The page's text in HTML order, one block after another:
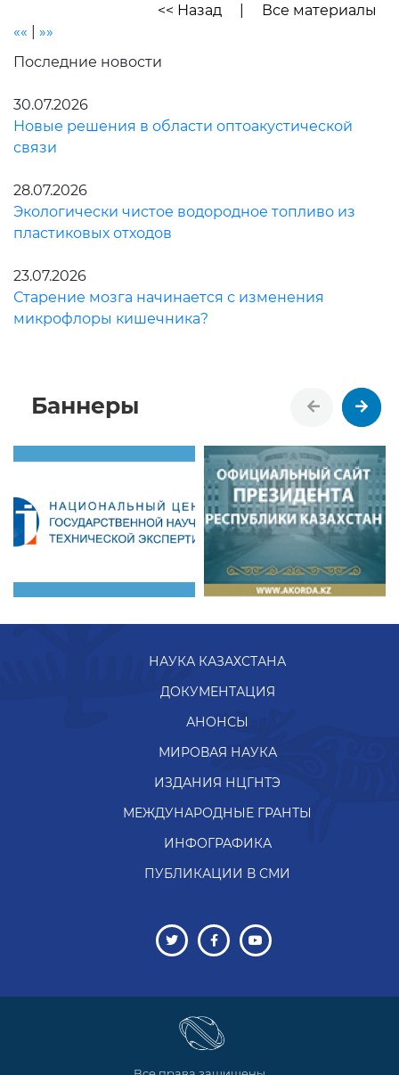
<< Назад
Все материалы
««
»»
Последние новости
30.07.2026
Новые решения в области оптоакустической
связи
28.07.2026
Экологически чистое водородное топливо из
пластиковых отходов
23.07.2026
Старение мозга начинается с изменения
микрофлоры кишечника?
Баннеры
НАУКА КАЗАХСТАНА
ДОКУМЕНТАЦИЯ
АНОНСЫ
МИРОВАЯ НАУКА
ИЗДАНИЯ НЦГНТЭ
МЕЖДУНАРОДНЫЕ ГРАНТЫ
ИНФОГРАФИКА
ПУБЛИКАЦИИ В СМИ